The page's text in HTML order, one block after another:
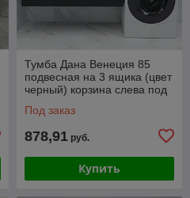
Тумба Дана Венеция 85
подвесная на 3 ящика (цвет
черный) корзина слева под
стиральной
Под заказ
878,91 руб.
Купить